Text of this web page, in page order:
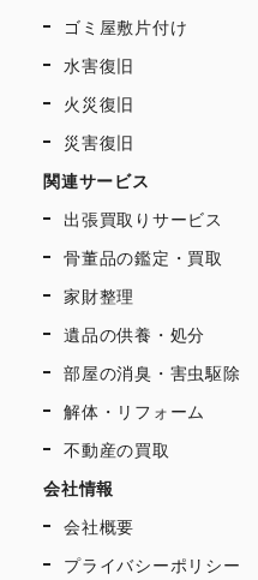
ゴミ屋敷片付け
水害復旧
火災復旧
災害復旧
関連サービス
出張買取りサービス
骨董品の鑑定・買取
家財整理
遺品の供養・処分
部屋の消臭・害虫駆除
解体・リフォーム
不動産の買取
会社情報
会社概要
プライバシーポリシー